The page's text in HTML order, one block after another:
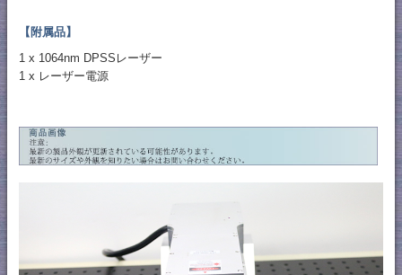
【附属品】
1 x 1064nm DPSSレーザー
1 x レーザー電源